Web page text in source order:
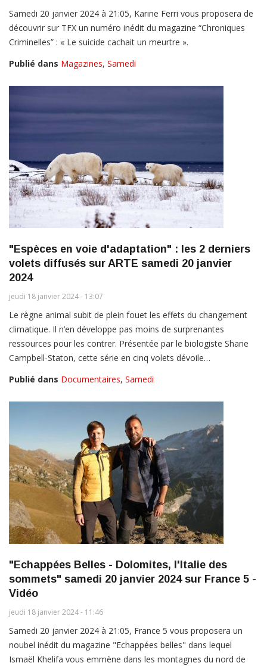
Samedi 20 janvier 2024 à 21:05, Karine Ferri vous proposera de
découvrir sur TFX un numéro inédit du magazine “Chroniques
Criminelles” : « Le suicide cachait un meurtre ».
Publié dans Magazines, Samedi
"Espèces en voie d'adaptation" : les 2 derniers
volets diffusés sur ARTE samedi 20 janvier
2024
jeudi 18 janvier 2024 - 13:07
Le règne animal subit de plein fouet les effets du changement
climatique. Il n’en développe pas moins de surprenantes
ressources pour les contrer. Présentée par le biologiste Shane
Campbell-Staton, cette série en cinq volets dévoile…
Publié dans Documentaires, Samedi
"Echappées Belles - Dolomites, l'Italie des
sommets" samedi 20 janvier 2024 sur France 5 -
Vidéo
jeudi 18 janvier 2024 - 11:46
Samedi 20 janvier 2024 à 21:05, France 5 vous proposera un
noubel inédit du magazine "Echappées belles" dans lequel
Ismaël Khelifa vous emmène dans les montagnes du nord de